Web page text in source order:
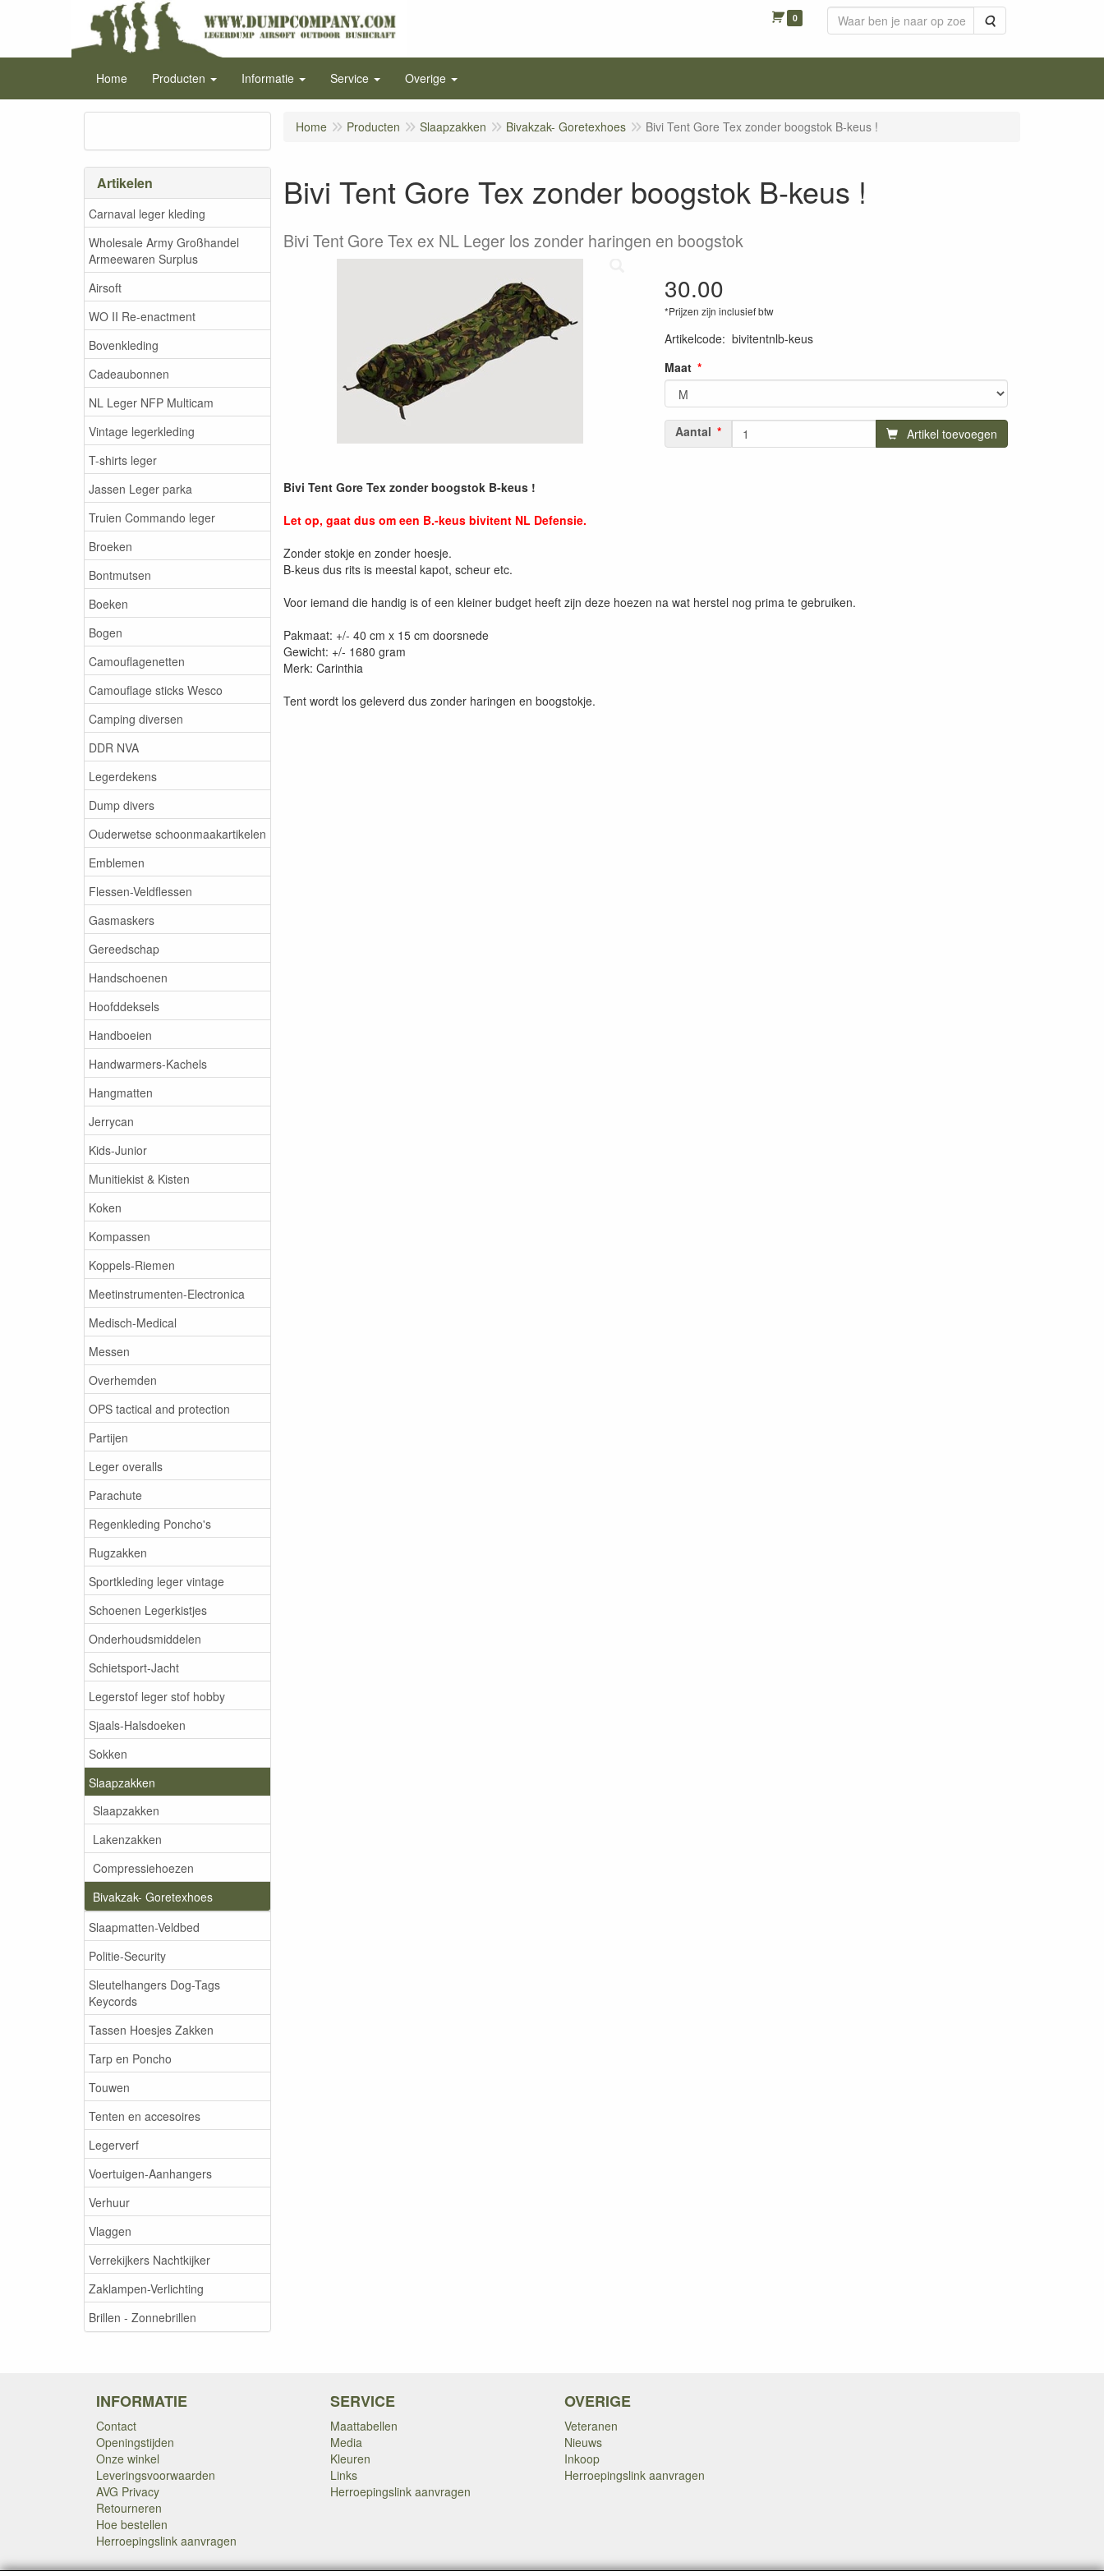
0 Zoeken
Home Producten Informatie Service Overige
Artikelen
Carnaval leger kleding
Wholesale Army Großhandel
Armeewaren Surplus
Airsoft
WO II Re-enactment
Bovenkleding
Cadeaubonnen
NL Leger NFP Multicam
Vintage legerkleding
T-shirts leger
Jassen Leger parka
Truien Commando leger
Broeken
Bontmutsen
Boeken
Bogen
Camouflagenetten
Camouflage sticks Wesco
Camping diversen
DDR NVA
Legerdekens
Dump divers
Ouderwetse schoonmaakartikelen
Emblemen
Flessen-Veldflessen
Gasmaskers
Gereedschap
Handschoenen
Hoofddeksels
Handboeien
Handwarmers-Kachels
Hangmatten
Jerrycan
Kids-Junior
Munitiekist & Kisten
Koken
Kompassen
Koppels-Riemen
Meetinstrumenten-Electronica
Medisch-Medical
Messen
Overhemden
OPS tactical and protection
Partijen
Leger overalls
Parachute
Regenkleding Poncho's
Rugzakken
Sportkleding leger vintage
Schoenen Legerkistjes
Onderhoudsmiddelen
Schietsport-Jacht
Legerstof leger stof hobby
Sjaals-Halsdoeken
Sokken
Slaapzakken
Slaapzakken
Lakenzakken
Compressiehoezen
Bivakzak- Goretexhoes
Slaapmatten-Veldbed
Politie-Security
Sleutelhangers Dog-Tags
Keycords
Tassen Hoesjes Zakken
Tarp en Poncho
Touwen
Tenten en accesoires
Legerverf
Voertuigen-Aanhangers
Verhuur
Vlaggen
Verrekijkers Nachtkijker
Zaklampen-Verlichting
Brillen - Zonnebrillen
Home Producten Slaapzakken Bivakzak- Goretexhoes Bivi Tent Gore Tex zonder boogstok B-keus !
Bivi Tent Gore Tex zonder boogstok B-keus !
Bivi Tent Gore Tex ex NL Leger los zonder haringen en boogstok
30.00
*Prijzen zijn inclusief btw
Artikelcode: bivitentnlb-keus
Maat
Aantal Artikel toevoegen
Bivi Tent Gore Tex zonder boogstok B-keus !
Let op, gaat dus om een B.-keus bivitent NL Defensie.
Zonder stokje en zonder hoesje.
B-keus dus rits is meestal kapot, scheur etc.
Voor iemand die handig is of een kleiner budget heeft zijn deze hoezen na wat herstel nog prima te gebruiken.
Pakmaat: +/- 40 cm x 15 cm doorsnede
Gewicht: +/- 1680 gram
Merk: Carinthia
Tent wordt los geleverd dus zonder haringen en boogstokje.
INFORMATIE
Contact
Openingstijden
Onze winkel
Leveringsvoorwaarden
AVG Privacy
Retourneren
Hoe bestellen
Herroepingslink aanvragen
SERVICE
Maattabellen
Media
Kleuren
Links
Herroepingslink aanvragen
OVERIGE
Veteranen
Nieuws
Inkoop
Herroepingslink aanvragen